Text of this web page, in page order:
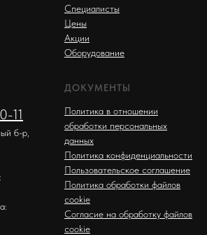
Специалисты
Цены
Акции
Оборудование
11
б-р,
ДОКУМЕНТЫ
Политика в отношении
обработки персональных
данных
Политика конфиденциальности
Пользовательское соглашение
Политика обработки файлов
cookie
Согласие на обработку файлов
cookie